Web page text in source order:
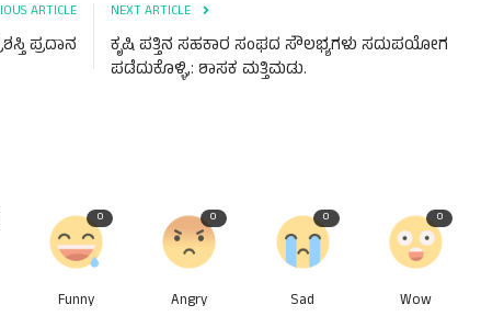
ARTICLE
ಪ್ರದಾನ
NEXT ARTICLE
ಕೃಷಿ ಪತ್ತಿನ ಸಹಕಾರ ಸಂಘದ ಸೌಲಭ್ಯಗಳು ಸದುಪಯೋಗ
ಪಡೆದುಕೊಳ್ಳಿ,: ಶಾಸಕ ಮತ್ತಿಮಡು.
0
Funny
0
Angry
0
Sad
0
Wow